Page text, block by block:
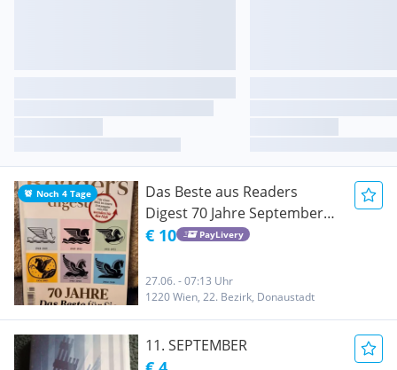
Noch 4 Tage
Das Beste aus Readers
Digest 70 Jahre September
2018 / September 1948
€ 10 PayLivery
27.06. - 07:13 Uhr
1220 Wien, 22. Bezirk, Donaustadt
11. SEPTEMBER